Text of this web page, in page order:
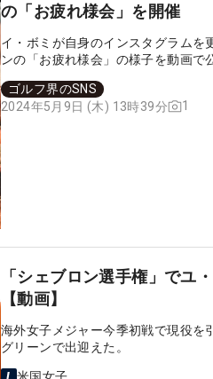
の「お疲れ様会」を開催
イ・ボミが自身のインスタグラムを
ンの「お疲れ様会」の様子を動画で
ゴルフ界のSNS
2024年5月9日 (木) 13時39分
1
「シェブロン選手権」で
【動画】
海外女子メジャー今季初戦で現役を
グリーンで出迎えた。